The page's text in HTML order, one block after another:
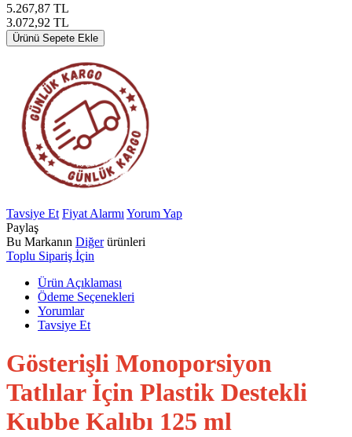
5.267,87 TL
3.072,92 TL
Ürünü Sepete Ekle
Tavsiye Et Fiyat Alarmı Yorum Yap
Paylaş
Bu Markanın Diğerürünleri
Toplu Sipariş İçin
Ürün Açıklaması
Ödeme Seçenekleri
Yorumlar
Tavsiye Et
Gösterişli Monoporsiyon
Tatlılar İçin Plastik Destekli
Kubbe Kalıbı 125 ml